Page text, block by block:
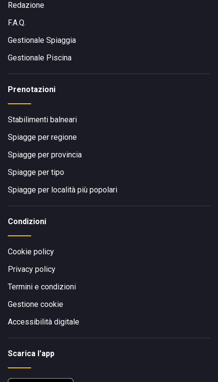
Redazione
F.A.Q.
Gestionale Spiaggia
Gestionale Piscina
Prenotazioni
Stabilimenti balneari
Spiagge per regione
Spiagge per provincia
Spiagge per tipo
Spiagge per località più popolari
Condizioni
Cookie policy
Privacy policy
Termini e condizioni
Gestione cookie
Accessibilità digitale
Scarica l'app